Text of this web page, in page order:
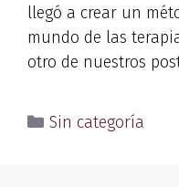
llegó a crear un
mundo de las
otro de nuestros
Sin categoría